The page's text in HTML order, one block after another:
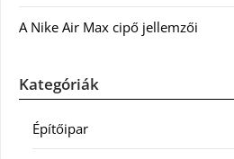
A Nike Air Max cipő jellemzői
Kategóriák
Építőipar